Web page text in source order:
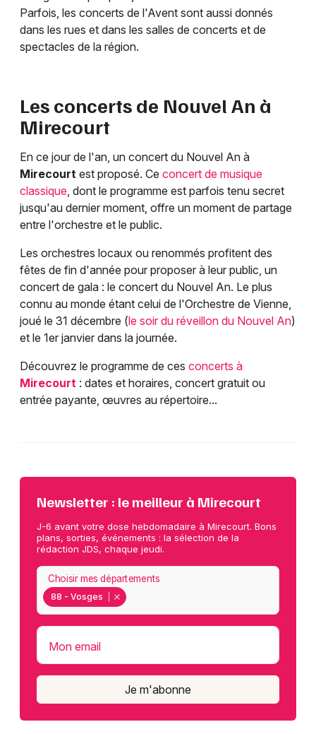
Parfois, les concerts de l'Avent sont aussi donnés
dans les rues et dans les salles de concerts et de
spectacles de la région.
Les concerts de Nouvel An à
Mirecourt
En ce jour de l'an, un concert du Nouvel An à
Mirecourt est proposé. Ce concert de musique
classique, dont le programme est parfois tenu secret
jusqu'au dernier moment, offre un moment de partage
entre l'orchestre et le public.
Les orchestres locaux ou renommés profitent des
fêtes de fin d'année pour proposer à leur public, un
concert de gala : le concert du Nouvel An. Le plus
connu au monde étant celui de l'Orchestre de Vienne,
joué le 31 décembre (le soir du réveillon du Nouvel An)
et le 1er janvier dans la journée.
Découvrez le programme de ces concerts à
Mirecourt : dates et horaires, concert gratuit ou
entrée payante, œuvres au répertoire...
Newsletter : le meilleur à Mirecourt
J-6 avant votre dose hebdomadaire à Mirecourt. Bons
plans, sorties, événements : la sélection de la
rédaction JDS, chaque jeudi.
88 - Vosges
Choisir mes départements
Mon email
Je m'abonne